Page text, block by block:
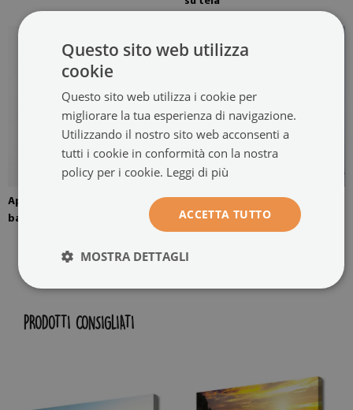
Appendino montato sulle
barelle
Il dipinto su tela è pronto per
essere appeso
PRODOTTI CONSIGLIATI
Questo sito web utilizza
cookie
Questo sito web utilizza i cookie per
migliorare la tua esperienza di navigazione.
Utilizzando il nostro sito web acconsenti a
tutti i cookie in conformità con la nostra
policy per i cookie. Leggi di più
ACCETTA TUTTO
MOSTRA DETTAGLI